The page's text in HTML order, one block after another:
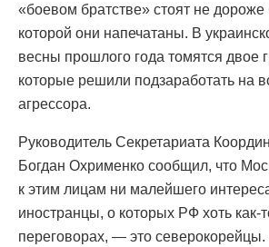
«боевом братстве» стоят не дороже
которой они напечатаны. В
весны прошлого года томятся двое
которые решили подзаработать на
агрессора.
Руководитель Секретариата
Богдан Охрименко сообщил, что
к этим лицам ни малейшего
иностранцы, о которых РФ хоть как-
переговорах, — это северокорейцы.